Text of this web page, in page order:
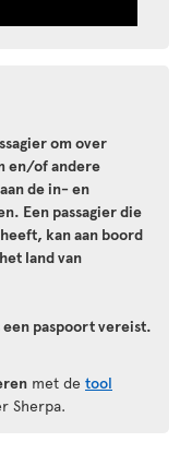
om over
en/of andere
de in- en
Een passagier die
kan aan boord
land van
paspoort vereist.
met de tool
Sherpa.